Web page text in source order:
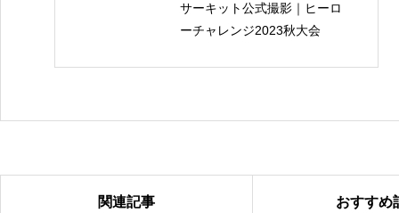
サーキット公式撮影｜ヒーロ
ーチャレンジ2023秋大会
関連記事 おすすめ